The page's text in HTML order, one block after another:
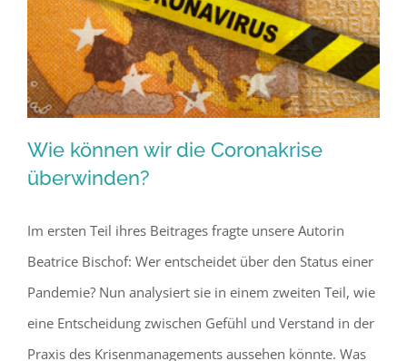
Wie können wir die Coronakrise
überwinden?
Wie können wir die Coronakrise
überwinden?
Im ersten Teil ihres Beitrages fragte unsere Autorin
Beatrice Bischof: Wer entscheidet über den Status einer
Pandemie? Nun analysiert sie in einem zweiten Teil, wie
eine Entscheidung zwischen Gefühl und Verstand in der
Praxis des Krisenmanagements aussehen könnte. Was